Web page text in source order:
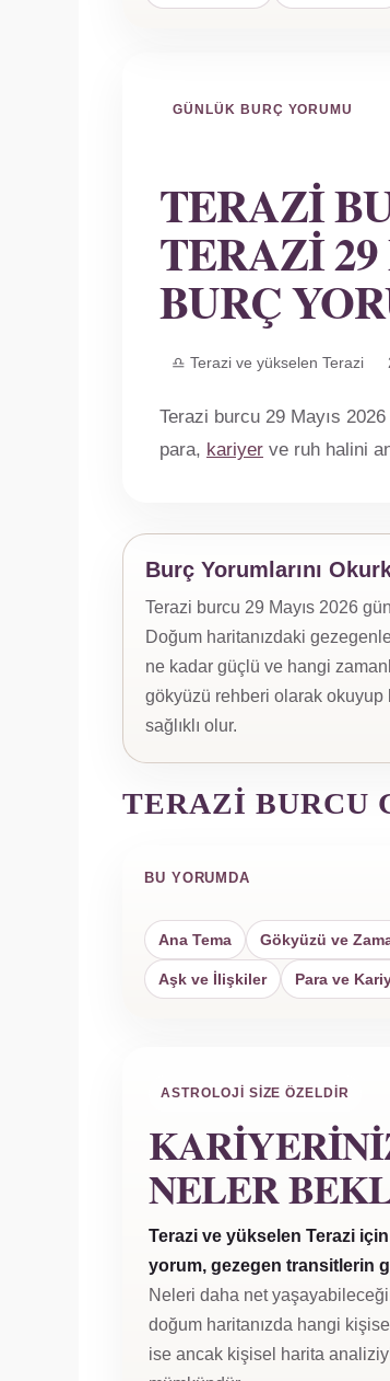
GÜNLÜK BURÇ YORUMU
TERAZI
TERAZI
BURÇ
♎ Terazi ve yükselen Terazi
Terazi burcu 29 Mayıs
para, kariyer ve ruh halini
Burç Yorumlarını
Terazi burcu 29 Mayıs 2026
Doğum haritanızdaki
ne kadar güçlü ve hangi
gökyüzü rehberi olarak okuyup
sağlıklı olur.
TERAZI BURCU
BU YORUMDA
Ana Tema Gökyüzü ve
Aşk ve İlişkiler Para ve
ASTROLOJI SIZE ÖZELDIR
NELER
Terazi ve yükselen Terazi
yorum, gezegen transitlerin
Neleri daha net
doğum haritanızda hangi
ise ancak kişisel harita